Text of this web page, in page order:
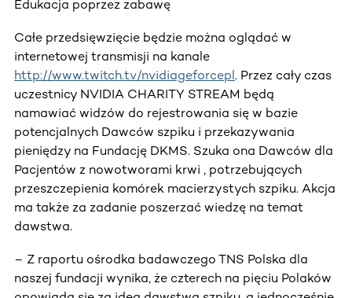
Edukacja poprzez zabawę
Całe przedsięwzięcie będzie można oglądać w
internetowej transmisji na kanale
http://www.twitch.tv/nvidiageforcepl. Przez cały czas
uczestnicy NVIDIA CHARITY STREAM będą
namawiać widzów do rejestrowania się w bazie
potencjalnych Dawców szpiku i przekazywania
pieniędzy na Fundację DKMS. Szuka ona Dawców dla
Pacjentów z nowotworami krwi , potrzebujących
przeszczepienia komórek macierzystych szpiku. Akcja
ma także za zadanie poszerzać wiedzę na temat
dawstwa.
– Z raportu ośrodka badawczego TNS Polska dla
naszej fundacji wynika, że czterech na pięciu Polaków